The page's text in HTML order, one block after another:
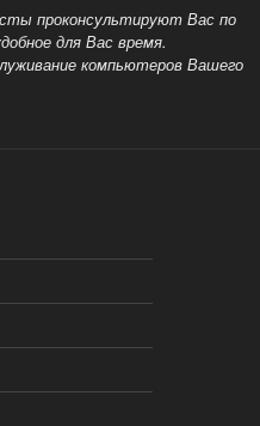
проконсультируют Вас по
для Вас время.
компьютеров Вашего